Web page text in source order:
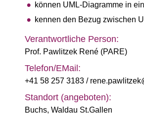
können UML-Diagramme in
kennen den Bezug zwischen
Verantwortliche Person:
Prof. Pawlitzek René (PARE)
Telefon/EMail:
+41 58 257 3183 /
Standort (angeboten):
Buchs, Waldau St.Gallen